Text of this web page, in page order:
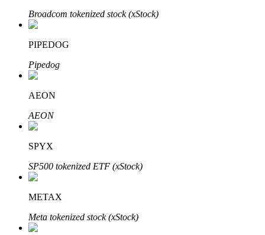
Pasif gelir kazanma hakkında bilgi edinin
Bitrue
Bitrue Ortakları
Broadcom tokenized stock (xStock)
PIPEDOG
Pipedog
AEON
AEON
SPYX
SP500 tokenized ETF (xStock)
METAX
Meta tokenized stock (xStock)